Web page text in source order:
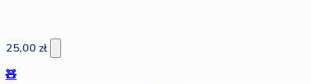
25,00 zł
🧸